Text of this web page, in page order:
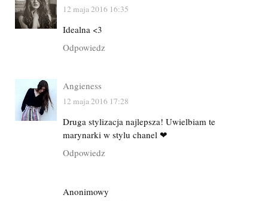
12 maja 2016 16:35
Idealna <3
Odpowiedz
Angieness
12 maja 2016 17:28
Druga stylizacja najlepsza! Uwielbiam te
marynarki w stylu chanel ❤
Odpowiedz
Anonimowy